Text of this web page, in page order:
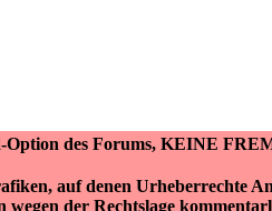
Option des Forums, KEINE
auf denen Urheberrechte
wegen der Rechtslage